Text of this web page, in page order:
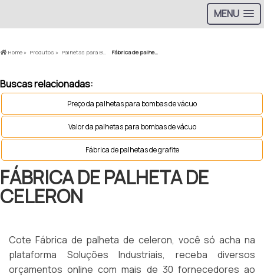
MENU
Home » Produtos » Palhetas para Bomba a Vácuo » Fábrica de palheta de celeron
Buscas relacionadas:
Preço da palhetas para bombas de vácuo
Valor da palhetas para bombas de vácuo
Fábrica de palhetas de grafite
FÁBRICA DE PALHETA DE
CELERON
Cote Fábrica de palheta de celeron, você só acha na
plataforma Soluções Industriais, receba diversos
orçamentos online com mais de 30 fornecedores ao